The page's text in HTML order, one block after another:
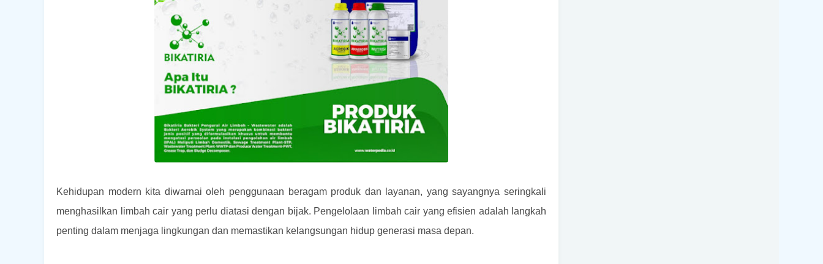
Kehidupan modern kita diwarnai oleh penggunaan beragam produk dan layanan, yang sayangnya seringkali
menghasilkan limbah cair yang perlu diatasi dengan bijak. Pengelolaan limbah cair yang efisien adalah langkah
penting dalam menjaga lingkungan dan memastikan kelangsungan hidup generasi masa depan.